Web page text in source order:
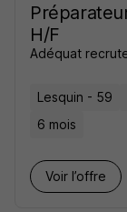
H/F
Adéquat
Lesquin - 59
6 mois
Voir l’offre